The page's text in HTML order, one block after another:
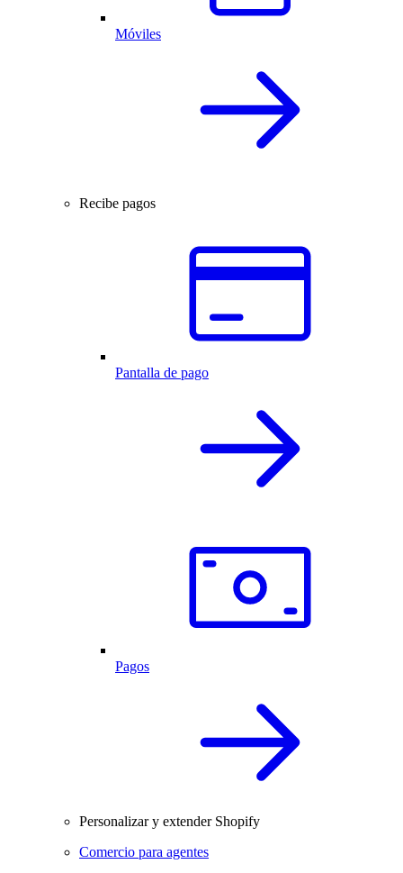
Móviles
Recibe pagos
Pantalla de pago
Pagos
Personalizar y extender Shopify
Comercio para agentes